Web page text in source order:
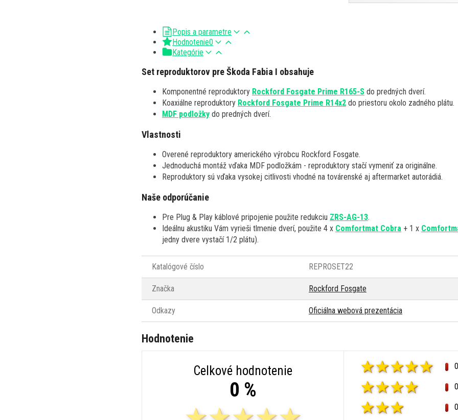
Popis a parametre
Hodnotenie0
Kategórie
Set reproduktorov pre Škoda Fabia I obsahuje
Komponentné reproduktory Rockford Fosgate Prime R165-S do predných dverí.
Koaxiálne reproduktory Rockford Fosgate Prime R14x2 do priestoru okolo zadného plátu.
MDF podložky do predných dverí.
Vlastnosti
Overené reproduktory amerického výrobcu Rockford Fosgate.
Jednoduchá montáž vďaka MDF podložkám - reproduktory stačí vymeniť za originálne.
Reproduktory sú vďaka vysokej citlivosti vhodné na továrenské aj aftermarket autorádiá.
Naše odporúčanie
Pre Plug & Play káblové pripojenie použite redukciu ZRS-AG-13.
Ideálnu akustiku Vám vyrieši tlmenie dverí, použite 4 x Comfortmat Cobra + 1 x
jedny dvere vystačí 1/2 plátu).
Katalógové číslo REPROSET22
Značka Rockford Fosgate
Odkazy Oficiálna webová prezentácia
Hodnotenie
Celkové hodnotenie
0 %